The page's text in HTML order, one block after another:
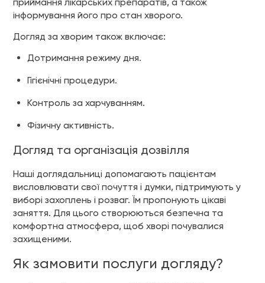
інформування його про стан хворого.
Догляд за хворим також включає:
Дотримання режиму дня.
Гігієнічні процедури.
Контроль за харчуванням.
Фізичну активність.
Догляд та організація дозвілля
Наші доглядальниці допомагають пацієнтам
висловлювати свої почуття і думки, підтримують у
виборі захоплень і розваг. Їм пропонують цікаві
заняття. Для цього створюються безпечна та
комфортна атмосфера, щоб хворі почувалися
захищеними.
Як замовити послуги догляду?